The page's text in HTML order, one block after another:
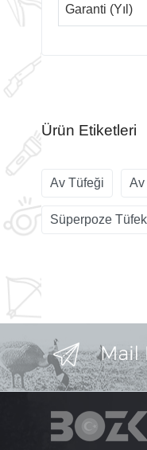
Garanti (Yıl)
Ürün Etiketleri
Av Tüfeği Av
Süperpoze Tüfek